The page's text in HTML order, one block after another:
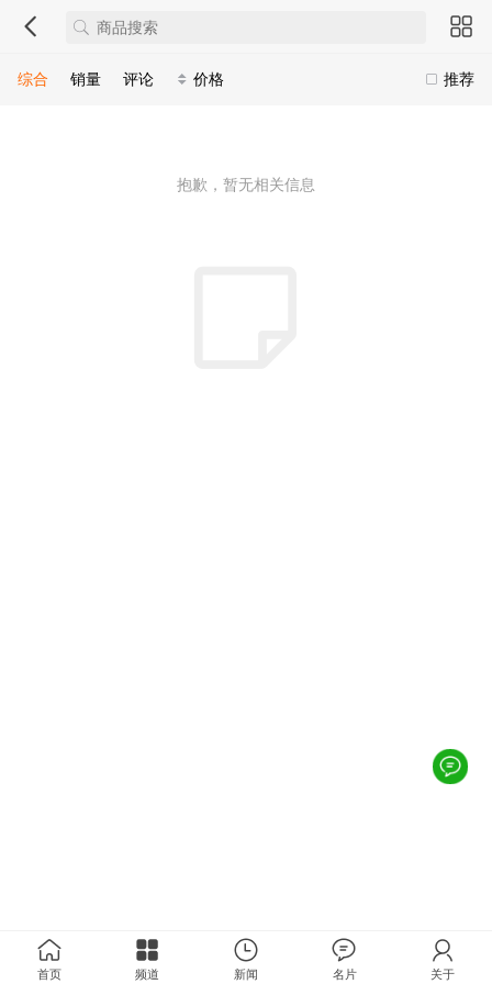
推荐
综合 销量 评论 价格
抱歉，暂无相关信息
首页 频道 新闻 名片 关于